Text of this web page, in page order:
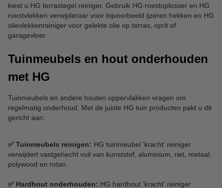
kiest u HG terrastegel reiniger. Gebruik HG roestoplosser en HG
roestvlekken verwijderaar voor bijvoorbeeld ijzeren hekken en HG
olievlekkenreiniger voor gelekte olie op terras, oprit of
garagevloer.
Tuinmeubels en hout onderhouden
met HG
Tuinmeubels en andere houten oppervlakken vragen om
regelmatig onderhoud. Met de juiste HG tuin producten pakt u dit
gericht aan:
✅ Tuinmeubels reinigen: HG tuinmeubel 'kracht' reiniger
verwijdert vastgehecht vuil van kunststof, aluminium, riet, metaal,
polywood en rotan.
✅ Hardhout onderhouden: HG hardhout 'kracht' reiniger